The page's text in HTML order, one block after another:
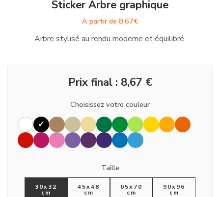
Sticker Arbre graphique
À partir de 8,67€
Arbre stylisé au rendu moderne et équilibré.
Prix final : 8,67 €
Choisissez votre couleur
Taille
30x32
cm
45x48
cm
65x70
cm
90x96
cm